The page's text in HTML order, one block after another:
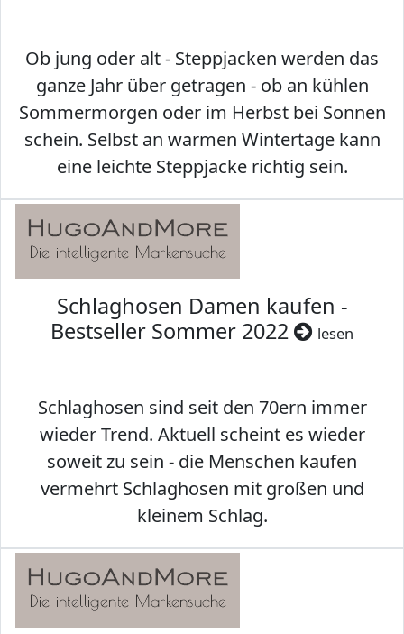
Ob jung oder alt - Steppjacken werden das
ganze Jahr über getragen - ob an kühlen
Sommermorgen oder im Herbst bei Sonnen
schein. Selbst an warmen Wintertage kann
eine leichte Steppjacke richtig sein.
Schlaghosen Damen kaufen -
Bestseller Sommer 2022
lesen
Schlaghosen sind seit den 70ern immer
wieder Trend. Aktuell scheint es wieder
soweit zu sein - die Menschen kaufen
vermehrt Schlaghosen mit großen und
kleinem Schlag.